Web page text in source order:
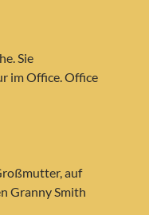
Sie
im Office. Office
auf
Granny Smith